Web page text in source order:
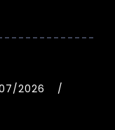
2026